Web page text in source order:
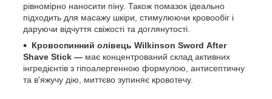
рівномірно наносити піну. Також помазок ідеально
підходить для масажу шкіри, стимулюючи кровообіг і
даруючи відчуття свіжості та доглянутості.
Кровоспинний олівець Wilkinson Sword After
Shave Stick — має концентрований склад активних
інгредієнтів з гіпоалергенною формулою, антисептичну
та в'яжучу дію, миттєво зупиняє кровотечу.